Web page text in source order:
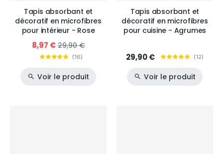
Tapis absorbant et
décoratif en microfibres
pour intérieur - Rose
8,97 € 29,90 €
(16)
Voir le produit
Tapis absorbant et
décoratif en microfibres
pour cuisine - Agrumes
29,90 € (12)
Voir le produit